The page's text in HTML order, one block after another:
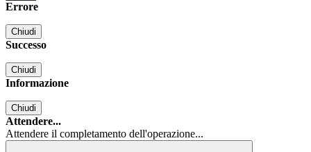
Errore
Chiudi
Successo
Chiudi
Informazione
Chiudi
Attendere...
Attendere il completamento dell'operazione...